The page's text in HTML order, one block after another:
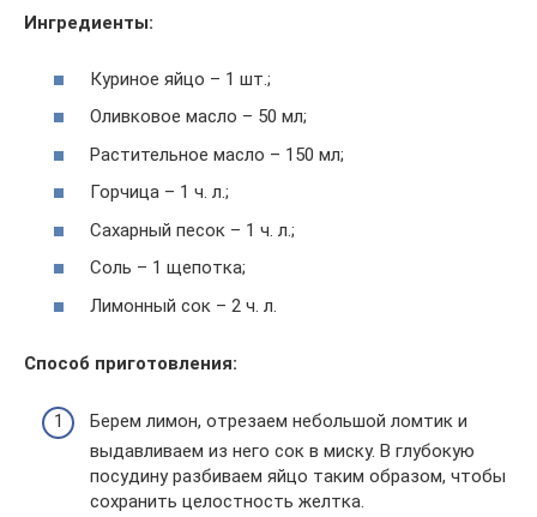
Ингредиенты:
Куриное яйцо – 1 шт.;
Оливковое масло – 50 мл;
Растительное масло – 150 мл;
Горчица – 1 ч. л.;
Сахарный песок – 1 ч. л.;
Соль – 1 щепотка;
Лимонный сок – 2 ч. л.
Способ приготовления:
Берем лимон, отрезаем небольшой ломтик и
выдавливаем из него сок в миску. В глубокую
посудину разбиваем яйцо таким образом, чтобы
сохранить целостность желтка.